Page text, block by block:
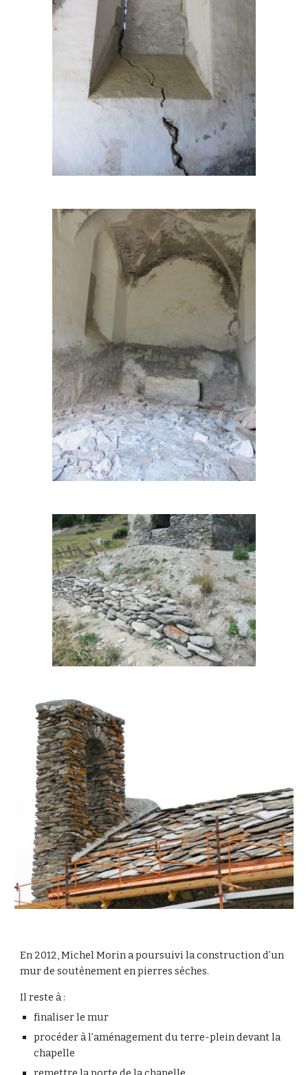
En 2012, Michel Morin a poursuivi la construction d’un
mur de soutènement en pierres sèches.
Il reste à :
finaliser le mur
procéder à l’aménagement du terre-plein devant la
chapelle